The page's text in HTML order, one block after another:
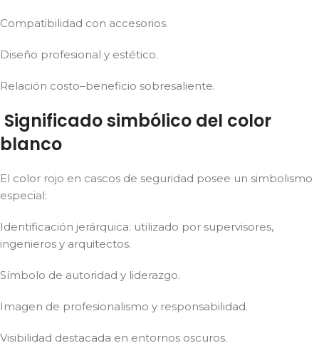
Compatibilidad con accesorios.
Diseño profesional y estético.
Relación costo–beneficio sobresaliente.
Significado simbólico del color
blanco
El color rojo en cascos de seguridad posee un simbolismo
especial:
Identificación jerárquica: utilizado por supervisores,
ingenieros y arquitectos.
Símbolo de autoridad y liderazgo.
Imagen de profesionalismo y responsabilidad.
Visibilidad destacada en entornos oscuros.